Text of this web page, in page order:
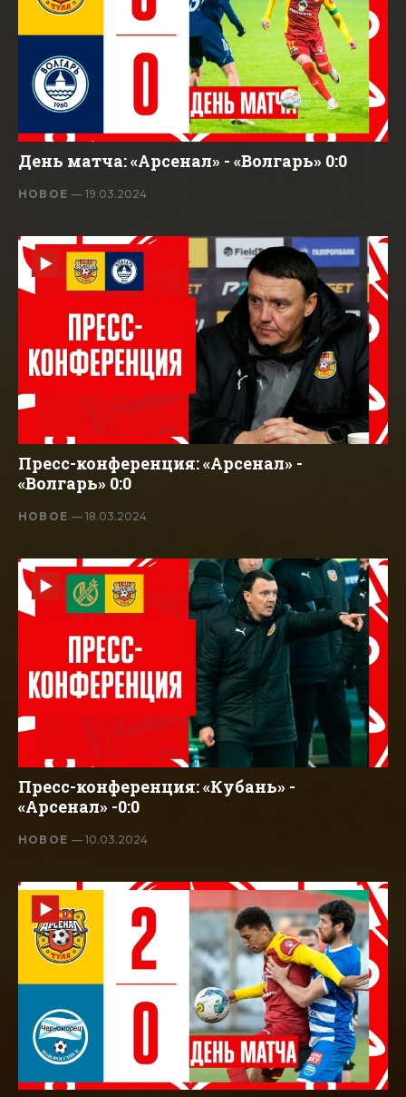
День матча: «Арсенал» - «Волгарь» 0:0
НОВОЕ— 19.03.2024
Пресс-конференция: «Арсенал» -
«Волгарь» 0:0
НОВОЕ— 18.03.2024
Пресс-конференция: «Кубань» -
«Арсенал» -0:0
НОВОЕ— 10.03.2024